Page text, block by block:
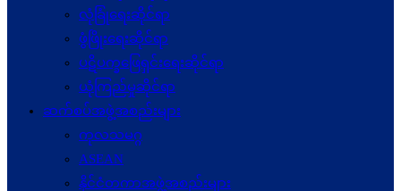
လုံခြုံရေးဆိုင်ရာ
ဖွံဖြိုးရေးဆိုင်ရာ
ပဋိပက္ခ‌ဖြေရှင်းရေးဆိုင်ရာ
ယုံကြည်မှုဆိုင်ရာ
ဆက်စပ်အဖွဲ့အစည်းများ
ကုလသမဂ္ဂ
ASEAN
နိုင်ငံတကာအဖွဲ့အစည်းများ